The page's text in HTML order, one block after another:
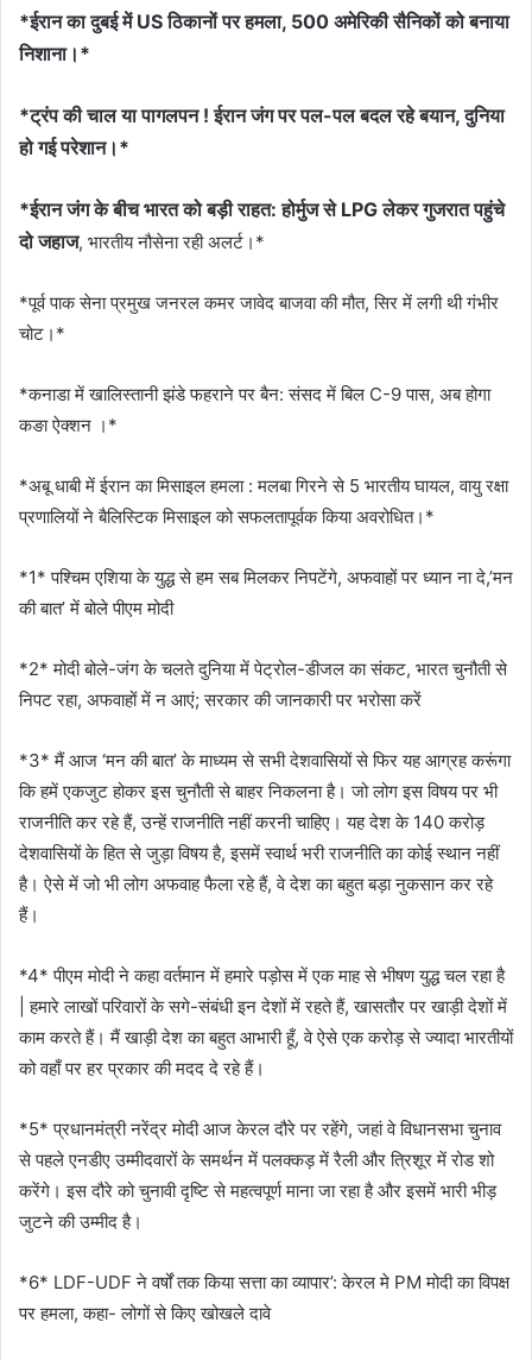
*ईरान का दुबई में US ठिकानों पर हमला, 500 अमेरिकी सैनिकों को बनाया
निशाना।*
*ट्रंप की चाल या पागलपन ! ईरान जंग पर पल-पल बदल रहे बयान, दुनिया
हो गई परेशान।*
*ईरान जंग के बीच भारत को बड़ी राहत: होर्मुज से LPG लेकर गुजरात पहुंचे
दो जहाज, भारतीय नौसेना रही अलर्ट।*
*पूर्व पाक सेना प्रमुख जनरल कमर जावेद बाजवा की मौत, सिर में लगी थी गंभीर
चोट।*
*कनाडा में खालिस्तानी झंडे फहराने पर बैन: संसद में बिल C-9 पास, अब होगा
कङा ऐक्शन ।*
*अबू धाबी में ईरान का मिसाइल हमला : मलबा गिरने से 5 भारतीय घायल, वायु रक्षा
प्रणालियों ने बैलिस्टिक मिसाइल को सफलतापूर्वक किया अवरोधित।*
*1* पश्चिम एशिया के युद्ध से हम सब मिलकर निपटेंगे, अफवाहों पर ध्यान ना दे,’मन
की बात’ में बोले पीएम मोदी
*2* मोदी बोले-जंग के चलते दुनिया में पेट्रोल-डीजल का संकट, भारत चुनौती से
निपट रहा, अफवाहों में न आएं; सरकार की जानकारी पर भरोसा करें
*3* मैं आज ‘मन की बात’ के माध्यम से सभी देशवासियों से फिर यह आग्रह करूंगा
कि हमें एकजुट होकर इस चुनौती से बाहर निकलना है। जो लोग इस विषय पर भी
राजनीति कर रहे हैं, उन्हें राजनीति नहीं करनी चाहिए। यह देश के 140 करोड़
देशवासियों के हित से जुड़ा विषय है, इसमें स्वार्थ भरी राजनीति का कोई स्थान नहीं
है। ऐसे में जो भी लोग अफवाह फैला रहे हैं, वे देश का बहुत बड़ा नुकसान कर रहे
हैं।
*4* पीएम मोदी ने कहा वर्तमान में हमारे पड़ोस में एक माह से भीषण युद्ध चल रहा है
| हमारे लाखों परिवारों के सगे-संबंधी इन देशों में रहते हैं, खासतौर पर खाड़ी देशों में
काम करते हैं। मैं खाड़ी देश का बहुत आभारी हूँ, वे ऐसे एक करोड़ से ज्यादा भारतीयों
को वहाँ पर हर प्रकार की मदद दे रहे हैं।
*5* प्रधानमंत्री नरेंद्र मोदी आज केरल दौरे पर रहेंगे, जहां वे विधानसभा चुनाव
से पहले एनडीए उम्मीदवारों के समर्थन में पलक्कड़ में रैली और त्रिशूर में रोड शो
करेंगे। इस दौरे को चुनावी दृष्टि से महत्वपूर्ण माना जा रहा है और इसमें भारी भीड़
जुटने की उम्मीद है।
*6* LDF-UDF ने वर्षों तक किया सत्ता का व्यापार’: केरल मे PM मोदी का विपक्ष
पर हमला, कहा- लोगों से किए खोखले दावे